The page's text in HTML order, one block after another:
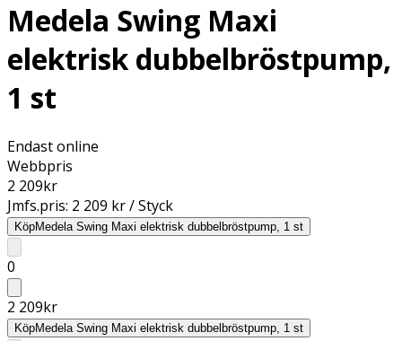
Medela Swing Maxi
elektrisk dubbelbröstpump,
1 st
Endast online
Webbpris
2 209kr
Jmfs.pris: 2 209 kr / Styck
KöpMedela Swing Maxi elektrisk dubbelbröstpump, 1 st
0
2 209kr
KöpMedela Swing Maxi elektrisk dubbelbröstpump, 1 st